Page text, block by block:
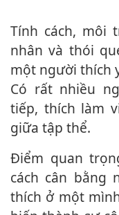
Tính cách, môi trường sống, trải nghiệm cá
nhân và thói
một người thích
Có rất nhiều
tiếp, thích làm
giữa tập thể.
Điểm quan trọng nằm ở chỗ mỗi người có
cách cân bằng
thích ở một